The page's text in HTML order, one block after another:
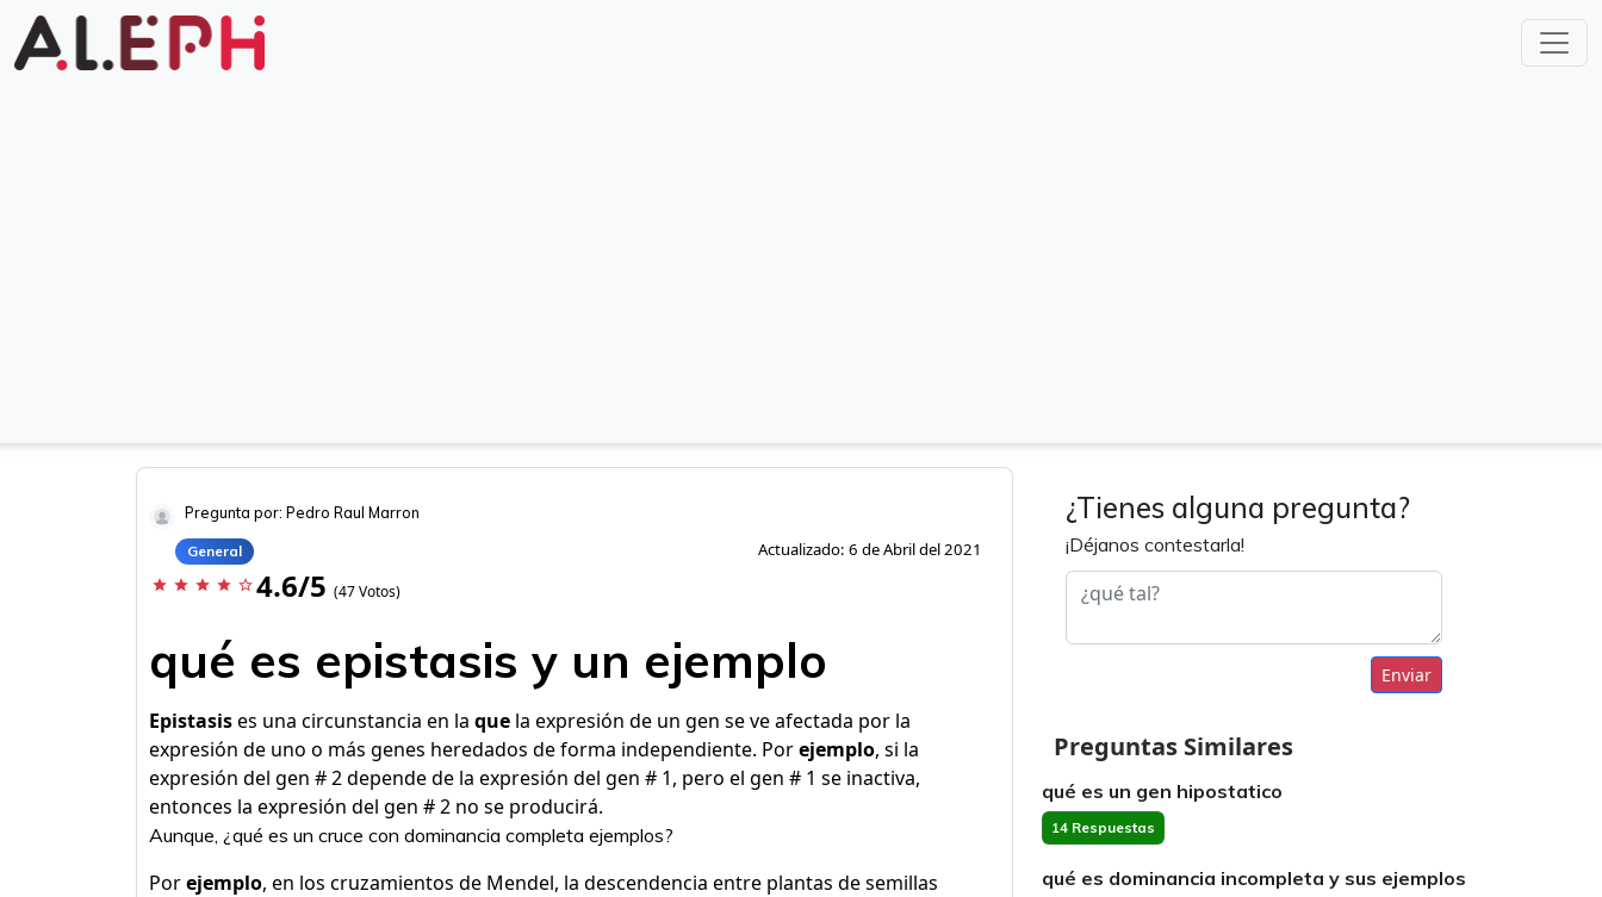
Pregunta por: Pedro Raul Marron
General Actualizado: 6 de Abril del 2021
star star star star star_border 4.6/5 (47 Votos)
qué es epistasis y un ejemplo
Epistasises una circunstancia en la que la expresión de un gen se ve afectada por la
expresión de uno o más genes heredados de forma independiente. Porejemplo, si la
expresión del gen # 2 depende de la expresión del gen # 1, pero el gen # 1 se inactiva,
entonces la expresión del gen # 2 no se producirá.
Aunque, ¿qué es un cruce con dominancia completa ejemplos?
Porejemplo, en los cruzamientos de Mendel, la descendencia entre plantas de semillas
¿Tienes alguna pregunta?
¡Déjanos contestarla!
Enviar
Preguntas Similares
qué es un gen hipostatico
14 Respuestas
qué es dominancia incompleta y sus ejemplos